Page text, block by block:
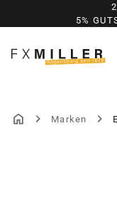
Zum Hauptinhalt
5%
Marken
Bildergalerie